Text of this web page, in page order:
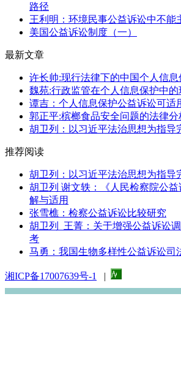
路径
王利明：环境民事公益诉讼中不能
美国公益诉讼制度（一）
最新文章
许长帅:现行法律下的中国个人信
魏苑:行政监管在个人信息保护中的
谭吉：个人信息保护公益诉讼可适
郭正平:槟榔食品安全问题的法律
胡卫列：以习近平法治思想为指导
推荐阅读
胡卫列：以习近平法治思想为指导
胡卫列 谢文轶：《人民检察院公
解与适用
张雪樵：检察公益诉讼比较研究
胡卫列 王菁：关于增强公益诉讼
考
马勇：我国生物多样性公益诉讼司
湘ICP备17007639号-1 |